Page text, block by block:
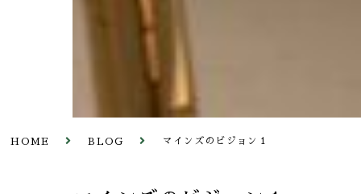
HOME BLOG マインズのビジョン１